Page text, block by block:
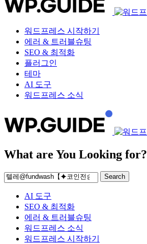
워드프레스 시작하기
에러 & 트러블슈팅
SEO & 최적화
플러그인
테마
AI 도구
워드프레스 소식
What are You Looking for?
Search
AI 도구
SEO & 최적화
에러 & 트러블슈팅
워드프레스 소식
워드프레스 시작하기